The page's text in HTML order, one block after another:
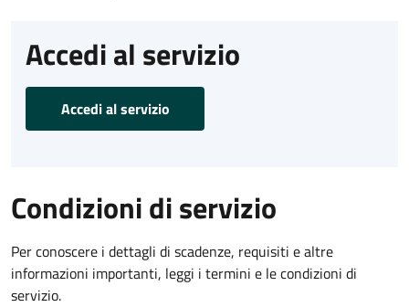
Accedi al servizio
Accedi al servizio
Condizioni di servizio
Per conoscere i dettagli di scadenze, requisiti e altre
informazioni importanti, leggi i termini e le condizioni di
servizio.